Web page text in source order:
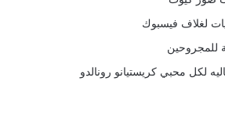
لغلاف فيسبوك
للمجروحين
لكل محبي كريستيانو رونالدو